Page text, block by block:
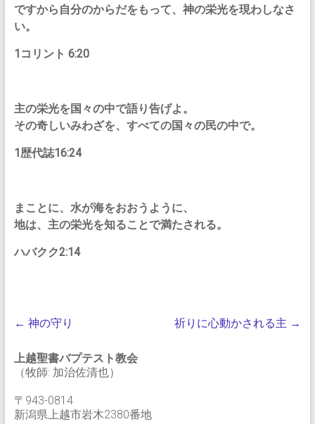
ですから自分のからだをもって、神の栄光を現わしなさ
い。
1コリント 6:20
主の栄光を国々の中で語り告げよ。
その奇しいみわざを、すべての国々の民の中で。
1歴代誌16:24
まことに、水が海をおおうように、
地は、主の栄光を知ることで満たされる。
ハバクク2:14
← 神の守り 祈りに心動かされる主 →
上越聖書バプテスト教会
（牧師: 加治佐清也）
〒943-0814
新潟県上越市岩木2380番地